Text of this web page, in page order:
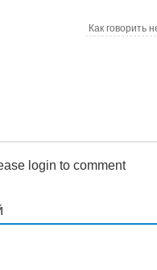
Как говорить
login to comment